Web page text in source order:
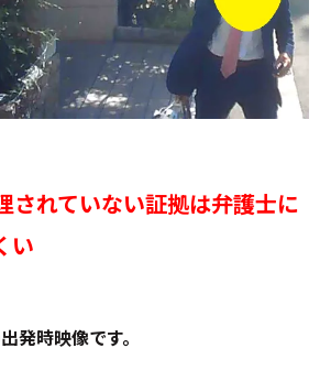
されていない証拠は弁護士に
い
発時映像です。